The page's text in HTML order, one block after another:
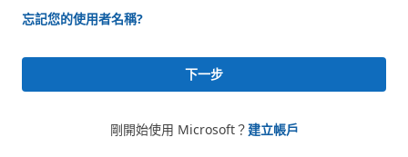
忘記您的使用者名稱?
下一步
剛開始使用 Microsoft？建立帳戶